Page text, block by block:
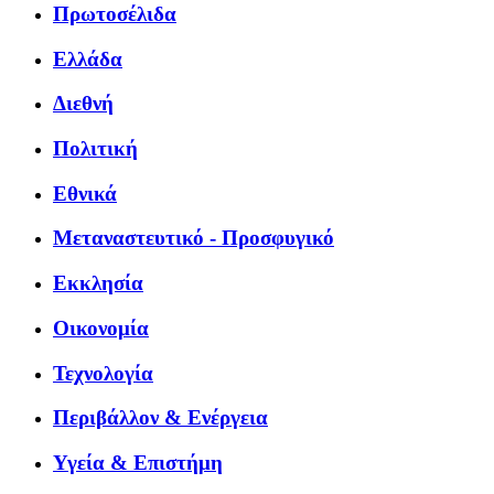
Πρωτοσέλιδα
Ελλάδα
Διεθνή
Πολιτική
Εθνικά
Μεταναστευτικό - Προσφυγικό
Εκκλησία
Οικονομία
Τεχνολογία
Περιβάλλον & Ενέργεια
Υγεία & Επιστήμη